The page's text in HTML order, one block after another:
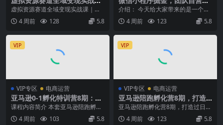
｜合规运营+多平台SEO引流
+内容矩阵+私域成交全套落地
玩法
虚拟资源赛道全域变现实战课｜合
规运营+多平台SEO引流+内容矩阵
+私域成交全套落...
4 周前 128 5.8
程序累计变现38W+，稳定运
营三年，一部手机即可操作
介绍： 今天给大家带来的是一个长
期项目——微信小程序掘金。通过
积累小程序客户，获...
4 周前 123 5.8
VIP
VIP专区 电商运营
亚马逊0-1孵化特训营8期：从
注册风控到稳定日出千单实
战，规避审核封店风险，标准
化执行流程落地
课程内容简介 本套亚马逊陪跑孵化
营8期为零基础新手全套落地课程，
由日出千单资深运...
4 周前 103 5.8
VIP
VIP专区 电商运营
亚马逊陪跑孵化营8期，打造
过日出千单的亚马逊店铺，新
手0到1开店、注册风控避坑、
标准化运营SOP全套落地课
亚马逊陪跑孵化营8期，打造过日出
千单的亚马逊店铺，新手0到1开
店、注册风控避坑、...
4 周前 123 5.8